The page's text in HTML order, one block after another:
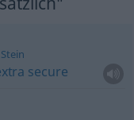
Stein
secure